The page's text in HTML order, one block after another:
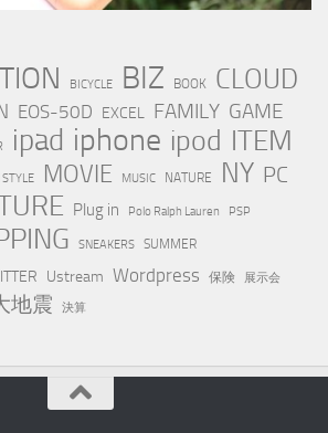
BICYCLE BIZ BOOK CLOUD
EOS-50D EXCEL FAMILY GAME
ipad iphone ipod ITEM
MOVIE MUSIC NATURE NY PC
Plug in Polo Ralph Lauren PSP
SNEAKERS SUMMER
Ustream Wordpress 保険 展示会
地震 決算